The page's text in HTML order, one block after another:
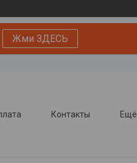
Жми ЗДЕСЬ
Контакты Ещё